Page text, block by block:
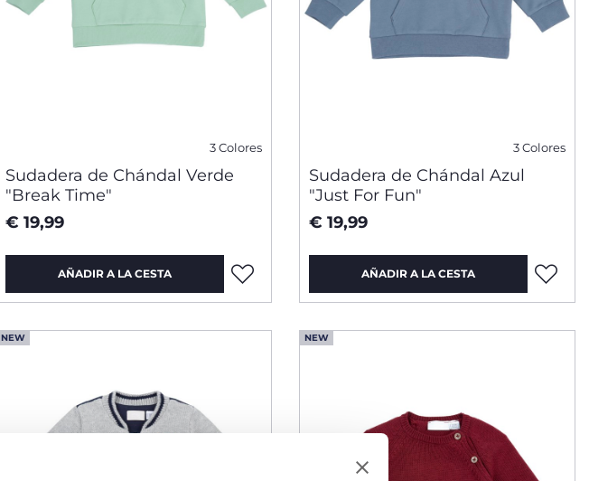
3 Colores
Sudadera de Chándal Verde
"Break Time"
€ 19,99
AÑADIR A LA CESTA
3 Colores
Sudadera de Chándal Azul
"Just For Fun"
€ 19,99
AÑADIR A LA CESTA
NEW NEW